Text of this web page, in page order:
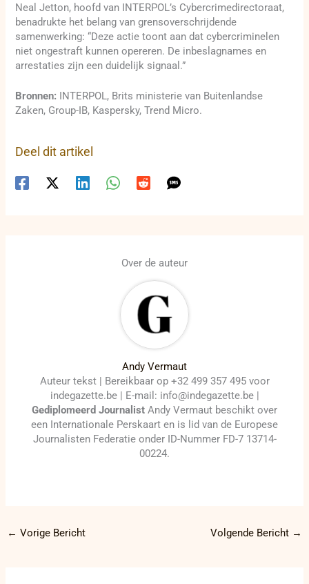
Neal Jetton, hoofd van INTERPOL’s Cybercrimedirectoraat,
benadrukte het belang van grensoverschrijdende
samenwerking: “Deze actie toont aan dat cybercriminelen
niet ongestraft kunnen opereren. De inbeslagnames en
arrestaties zijn een duidelijk signaal.”
Bronnen: INTERPOL, Brits ministerie van Buitenlandse
Zaken, Group-IB, Kaspersky, Trend Micro.
Deel dit artikel
Over de auteur
Andy Vermaut
Auteur tekst | Bereikbaar op +32 499 357 495 voor
indegazette.be | E-mail: info@indegazette.be |
Gediplomeerd Journalist Andy Vermaut beschikt over
een Internationale Perskaart en is lid van de Europese
Journalisten Federatie onder ID-Nummer FD-7 13714-
00224.
← Vorige Bericht Volgende Bericht →